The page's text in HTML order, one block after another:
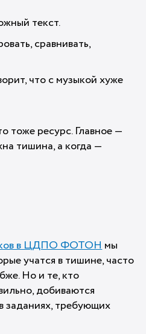
текст.
сравнивать,
что с музыкой хуже
тоже ресурс. Главное —
тишина, а когда —
в ЦДПО ФОТОНмы
учатся в тишине, часто
Но и те, кто
добиваются
заданиях, требующих